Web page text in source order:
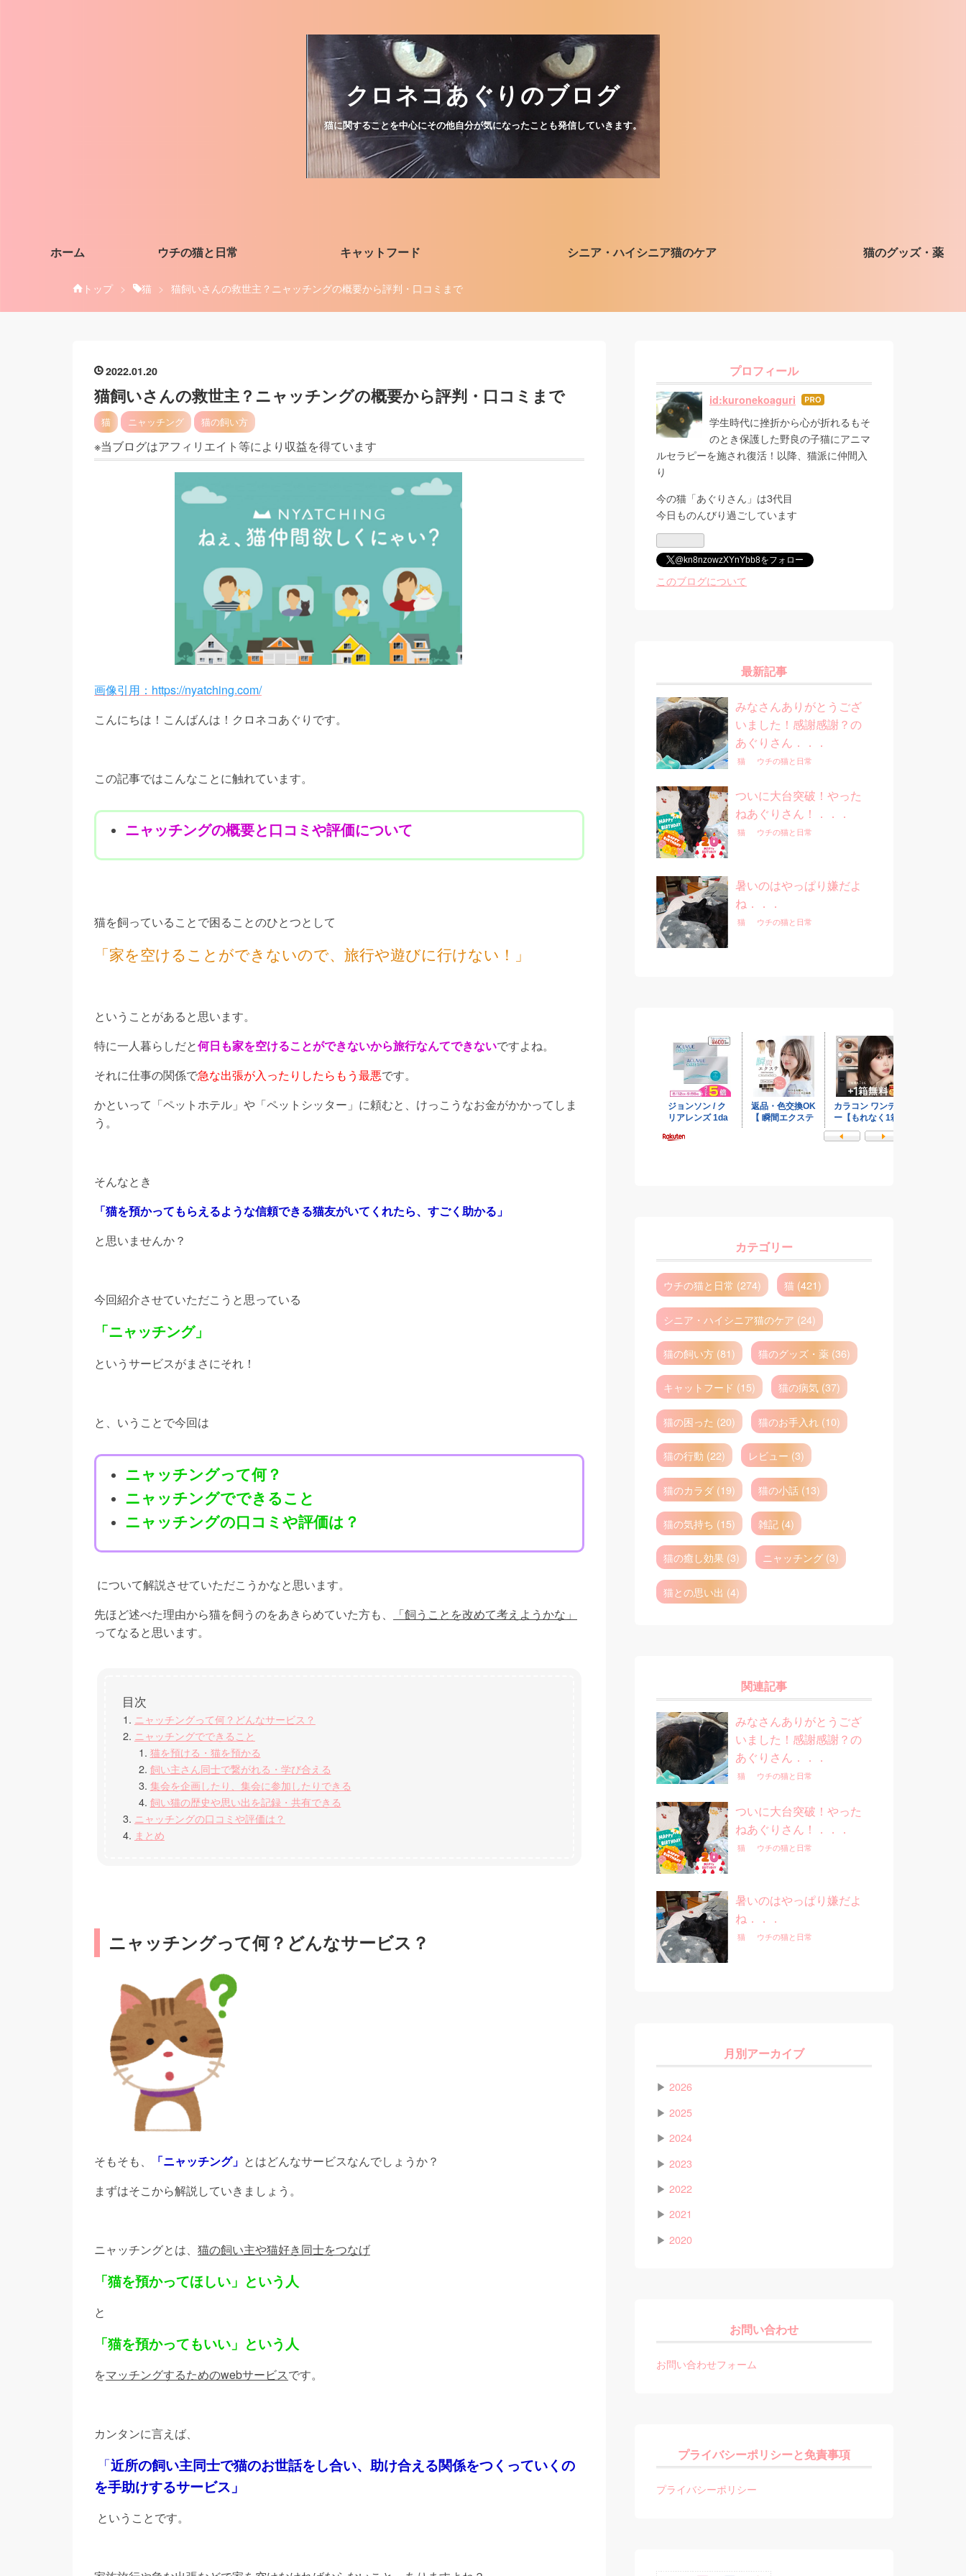
クロネコあぐりのブログ
猫に関することを中心にその他自分が気になったことも発信していきます。
ホーム ウチの猫と日常 キャットフード シニア・ハイシニア猫のケア 猫のグッズ・薬
トップ > 猫 > 猫飼いさんの救世主？ニャッチングの概要から評判・口コミまで
2022 01 20
猫飼いさんの救世主？ニャッチングの概要から評判・口コミまで
猫 ニャッチング 猫の飼い方
※当ブログはアフィリエイト等により収益を得ています
画像引用：https://nyatching.com/
こんにちは！こんばんは！クロネコあぐりです。
この記事ではこんなことに触れています。
ニャッチングの概要と口コミや評価について
猫を飼っていることで困ることのひとつとして
「家を空けることができないので、旅行や遊びに行けない！ 」
ということがあると思います。
特に一人暮らしだと何日も家を空けることができないから旅行なんてできないですよね。
それに仕事の関係で急な出張が入ったりしたらもう最悪です。
かといって「ペットホテル」や「ペットシッター」に頼むと、けっこうなお金がかかってしま
う。
そんなとき
「猫を預かってもらえるような信頼できる猫友がいてくれたら、すごく助かる」
と思いませんか？
今回紹介させていただこうと思っている
「ニャッチング」
というサービスがまさにそれ！
と、いうことで今回は
ニャッチングって何？
ニャッチングでできること
ニャッチングの口コミや評価は？
について解説させていただこうかなと思います。
先ほど述べた理由から猫を飼うのをあきらめていた方も、
「飼うことを改めて考えようかな」
ってなると思います。
ニャッチングって何？どんなサービス？
ニャッチングでできること
猫を預ける・猫を預かる
飼い主さん同士で繋がれる・学び合える
集会を企画したり、集会に参加したりできる
飼い猫の歴史や思い出を記録・共有できる
ニャッチングの口コミや評価は？
まとめ
ニャッチングって何？どんなサービス？
そもそも、 「ニャッチング」 とはどんなサービスなんでしょうか？
まずはそこから解説していきましょう。
ニャッチングとは、 猫の飼い主や猫好き同士をつなげ
「猫を預かってほしい」という人
と
「猫を預かってもいい」という人
をマッチングするためのwebサービスです。
カンタンに言えば、
「近所の飼い主同士で猫のお世話をし合い、助け合える関係をつくっていくの
を手助けするサービス」
ということです。
プロフィール
id:kuronekoaguri はて
なブ
ログ
Pro
学生時代に挫折から心が折れるもそ
のとき保護した野良の子猫にアニマ
ルセラピーを施され復活！以降、猫派に仲間入
り
今の猫「あぐりさん」は3代目
今日ものんびり過ごしています
@kn8nzowzXYnYbb8をフォロー
このブログについて
最新記事
みなさんありがとうござ
いました！感謝感謝？の
あぐりさん．．．
猫 ウチの猫と日常
ついに大台突破！やった
ねあぐりさん！．．．
猫 ウチの猫と日常
暑いのはやっぱり嫌だよ
ね．．．
猫 ウチの猫と日常
カテゴリー
ウチの猫と日常 (274) 猫 (421)
シニア・ハイシニア猫のケア (24)
猫の飼い方 (81) 猫のグッズ・薬 (36)
キャットフード (15) 猫の病気 (37)
猫の困った (20) 猫のお手入れ (10)
猫の行動 (22) レビュー (3)
猫のカラダ (19) 猫の小話 (13)
猫の気持ち (15) 雑記 (4)
猫の癒し効果 (3) ニャッチング (3)
猫との思い出 (4)
関連記事
みなさんありがとうござ
いました！感謝感謝？の
あぐりさん．．．
猫 ウチの猫と日常
ついに大台突破！やった
ねあぐりさん！．．．
猫 ウチの猫と日常
暑いのはやっぱり嫌だよ
ね．．．
猫 ウチの猫と日常
月別アーカイブ
▶ 2026
▶ 2025
▶ 2024
▶ 2023
▶ 2022
▶ 2021
▶ 2020
お問い合わせ
お問い合わせフォーム
プライバシーポリシーと免責事項
プライバシーポリシー